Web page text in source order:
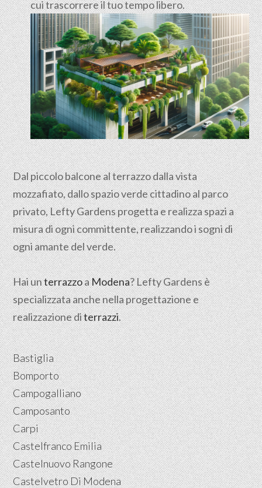
cui trascorrere il tuo tempo libero.
Dal piccolo balcone al terrazzo dalla vista
mozzafiato, dallo spazio verde cittadino al parco
privato, Lefty Gardens progetta e realizza spazi a
misura di ogni committente, realizzando i sogni di
ogni amante del verde.
Hai unterrazzoaModena? Lefty Gardens è
specializzata anche nella progettazione e
realizzazione diterrazzi.
Bastiglia
Bomporto
Campogalliano
Camposanto
Carpi
Castelfranco Emilia
Castelnuovo Rangone
Castelvetro Di Modena